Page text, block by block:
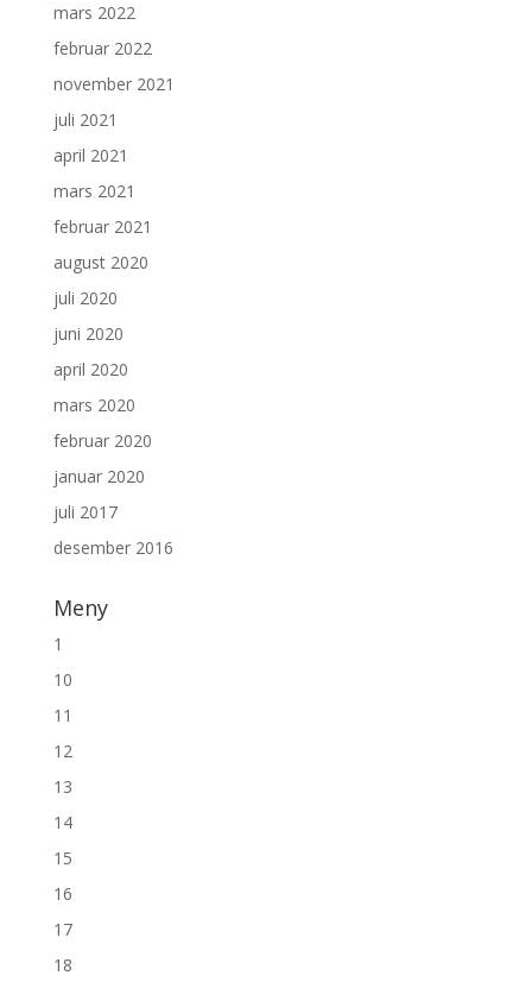
mars 2022
februar 2022
november 2021
juli 2021
april 2021
mars 2021
februar 2021
august 2020
juli 2020
juni 2020
april 2020
mars 2020
februar 2020
januar 2020
juli 2017
desember 2016
Meny
1
10
11
12
13
14
15
16
17
18